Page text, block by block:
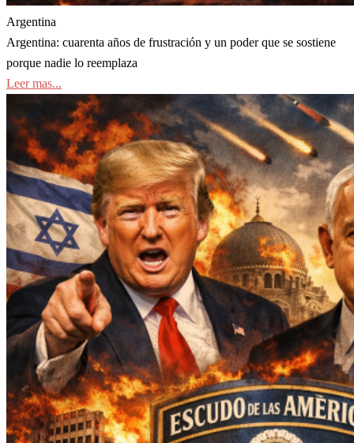
Argentina
Argentina: cuarenta años de frustración y un poder que se sostiene
porque nadie lo reemplaza
Leer mas...